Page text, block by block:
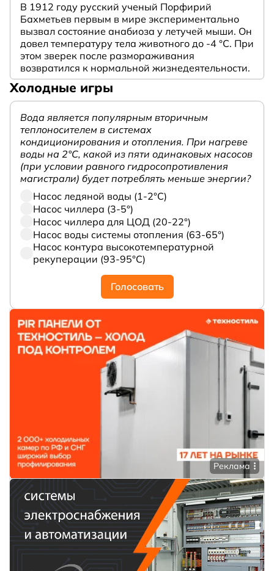
В 1912 году русский ученый Порфирий
Бахметьев первым в мире экспериментально
вызвал состояние анабиоза у летучей мыши. Он
довел температуру тела животного до -4 °C. При
этом зверек после размораживания
возвратился к нормальной жизнедеятельности.
Холодные игры
Вода является популярным вторичным
теплоносителем в системах
кондиционирования и отопления. При нагреве
воды на 2°С, какой из пяти одинаковых насосов
(при условии равного гидросопротивления
магистрали) будет потреблять меньше энергии?
Насос ледяной воды (1-2°С)
Насос чиллера (3-5°)
Насос чиллера для ЦОД (20-22°)
Насос воды системы отопления (63-65°)
Насос контура высокотемпературной
рекуперации (93-95°С)
Голосовать
Реклама